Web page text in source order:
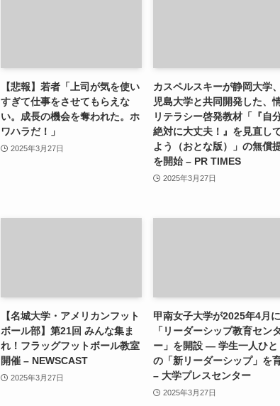
【悲報】若者「上司が気を使い
すぎて仕事をさせてもらえな
い。成長の機会を奪われた。ホ
ワハラだ！」
2025年3月27日
カスペルスキーが静岡大学
児島大学と共同開発した、
リテラシー啓発教材「『自
絶対に大丈夫！』を見直し
よう（おとな版）」の無償
を開始 – PR TIMES
2025年3月27日
【名城大学・アメリカンフット
ボール部】第21回 みんな集ま
れ！フラッグフットボール教室
開催 – NEWSCAST
2025年3月27日
甲南女子大学が2025年4月に
「リーダーシップ教育セン
ー」を開設 ― 学生一人ひと
の「新リーダーシップ」を
– 大学プレスセンター
2025年3月27日